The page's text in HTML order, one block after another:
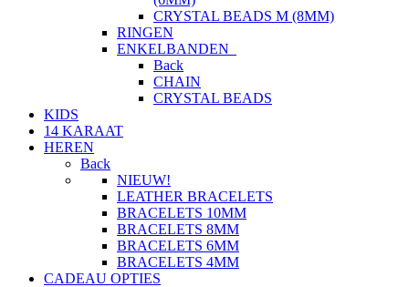
CRYSTAL BEADS M (8MM)
RINGEN
ENKELBANDEN
Back
CHAIN
CRYSTAL BEADS
KIDS
14 KARAAT
HEREN
Back
NIEUW!
LEATHER BRACELETS
BRACELETS 10MM
BRACELETS 8MM
BRACELETS 6MM
BRACELETS 4MM
CADEAU OPTIES